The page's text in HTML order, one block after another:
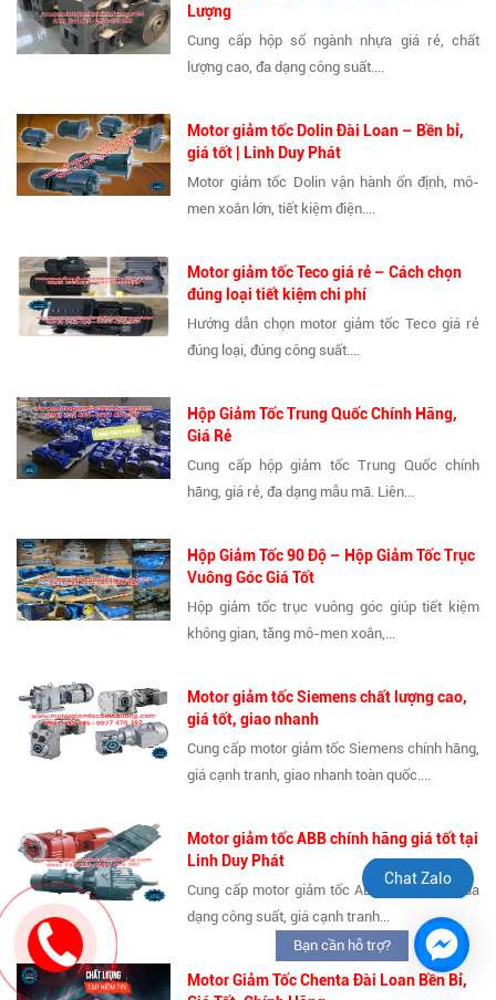
Lượng
Cung cấp hộp số ngành nhựa giá rẻ, chất
lượng cao, đa dạng công suất....
Motor giảm tốc Dolin Đài Loan – Bền bỉ,
giá tốt | Linh Duy Phát
Motor giảm tốc Dolin vận hành ổn định, mô-
men xoắn lớn, tiết kiệm điện....
Motor giảm tốc Teco giá rẻ – Cách chọn
đúng loại tiết kiệm chi phí
Hướng dẫn chọn motor giảm tốc Teco giá rẻ
đúng loại, đúng công suất....
Hộp Giảm Tốc Trung Quốc Chính Hãng,
Giá Rẻ
Cung cấp hộp giảm tốc Trung Quốc chính
hãng, giá rẻ, đa dạng mẫu mã. Liên...
Hộp Giảm Tốc 90 Độ – Hộp Giảm Tốc Trục
Vuông Góc Giá Tốt
Hộp giảm tốc trục vuông góc giúp tiết kiệm
không gian, tăng mô-men xoắn,...
Motor giảm tốc Siemens chất lượng cao,
giá tốt, giao nhanh
Cung cấp motor giảm tốc Siemens chính hãng,
giá cạnh tranh, giao nhanh toàn quốc....
Motor giảm tốc ABB chính hãng giá tốt tại
Linh Duy Phát
Cung cấp motor giảm tốc ABB chính hãng, đa
dạng công suất, giá cạnh tranh...
Motor Giảm Tốc Chenta Đài Loan Bền Bỉ,
Chat Zalo
Bạn cần hỗ trợ?